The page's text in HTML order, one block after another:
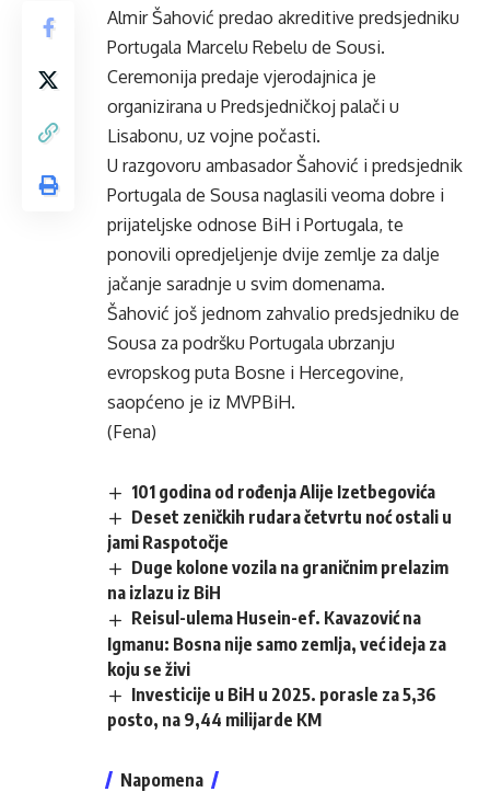
Almir Šahović predao akreditive predsjedniku
Portugala Marcelu Rebelu de Sousi.
Ceremonija predaje vjerodajnica je
organizirana u Predsjedničkoj palači u
Lisabonu, uz vojne počasti.
U razgovoru ambasador Šahović i predsjednik
Portugala de Sousa naglasili veoma dobre i
prijateljske odnose BiH i Portugala, te
ponovili opredjeljenje dvije zemlje za dalje
jačanje saradnje u svim domenama.
Šahović još jednom zahvalio predsjedniku de
Sousa za podršku Portugala ubrzanju
evropskog puta Bosne i Hercegovine,
saopćeno je iz MVPBiH.
(Fena)
101 godina od rođenja Alije Izetbegovića
Deset zeničkih rudara četvrtu noć ostali u
jami Raspotočje
Duge kolone vozila na graničnim prelazim
na izlazu iz BiH
Reisul-ulema Husein-ef. Kavazović na
Igmanu: Bosna nije samo zemlja, već ideja za
koju se živi
Investicije u BiH u 2025. porasle za 5,36
posto, na 9,44 milijarde KM
Napomena